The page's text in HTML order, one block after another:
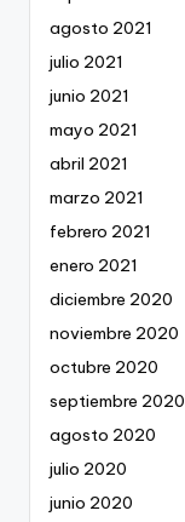
agosto 2021
julio 2021
junio 2021
mayo 2021
abril 2021
marzo 2021
febrero 2021
enero 2021
diciembre 2020
noviembre 2020
octubre 2020
septiembre 2020
agosto 2020
julio 2020
junio 2020